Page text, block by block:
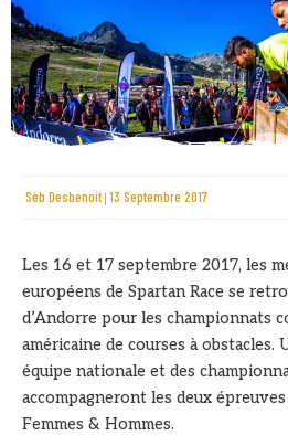
Sèb Desbenoit 13 Septembre 2017
Les 16 et 17 septembre 2017, les
européens de Spartan Race se
d’Andorre pour les championnats
américaine de courses à
équipe nationale et des
accompagneront les deux
Femmes & Hommes.